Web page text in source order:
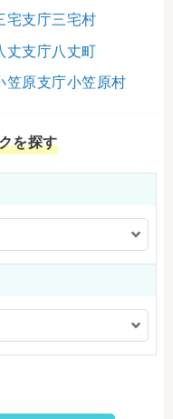
宅支庁三宅村
丈支庁八丈町
笠原支庁小笠原村
を探す